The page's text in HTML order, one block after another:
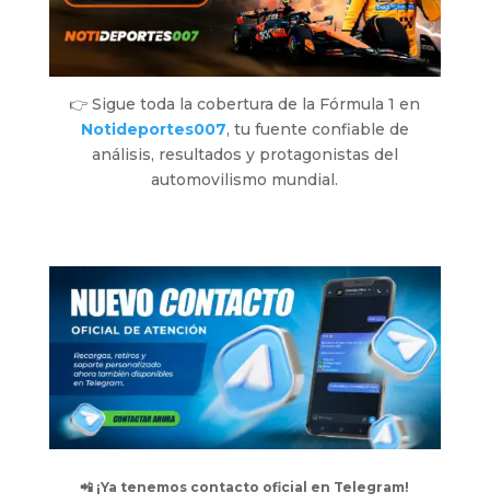
👉 Sigue toda la cobertura de la Fórmula 1 en
Notideportes007, tu fuente confiable de
análisis, resultados y protagonistas del
automovilismo mundial.
📲 ¡Ya tenemos contacto oficial en Telegram!